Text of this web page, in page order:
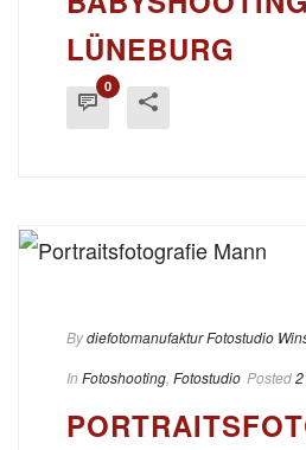
LÜNEBURG
0
Bydiefotomanufaktur Fotostudio
In Fotoshooting Fotostudio Posted